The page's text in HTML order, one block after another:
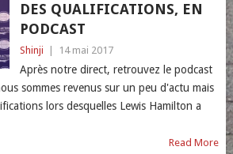
DES QUALIFICATIONS, EN
PODCAST
Shinji 14 mai 2017
Après notre direct, retrouvez le podcast
sommes revenus sur un peu d'actu mais
lors desquelles Lewis Hamilton a
Read More